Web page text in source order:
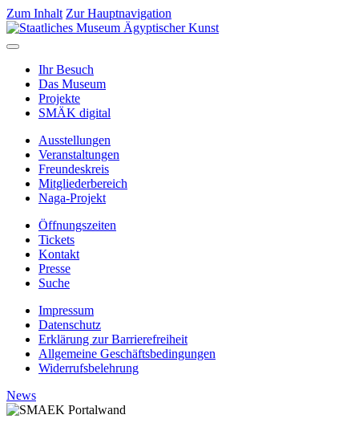
Zum Inhalt Zur Hauptnavigation
Ihr Besuch
Das Museum
Projekte
SMÄK digital
Ausstellungen
Veranstaltungen
Freundeskreis
Mitgliederbereich
Naga-Projekt
Öffnungszeiten
Tickets
Kontakt
Presse
Suche
Impressum
Datenschutz
Erklärung zur Barrierefreiheit
Allgemeine Geschäftsbedingungen
Widerrufsbelehrung
News